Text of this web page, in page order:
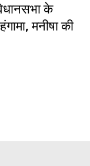
के
मनीषा की